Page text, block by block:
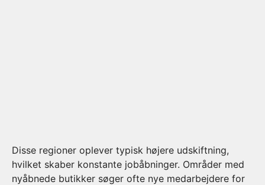
Disse regioner oplever typisk højere udskiftning,
hvilket skaber konstante jobåbninger. Områder med
nyåbnede butikker søger ofte nye medarbejdere for